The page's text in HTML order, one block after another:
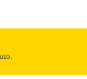
Sala RJ, Nível Mezanino) -